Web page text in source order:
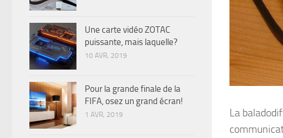
La
Une carte vidéo ZOTAC
puissante, mais laquelle?
10 AVR, 2019
Pour la grande finale de la
FIFA, osez un grand écran!
1 AVR, 2019